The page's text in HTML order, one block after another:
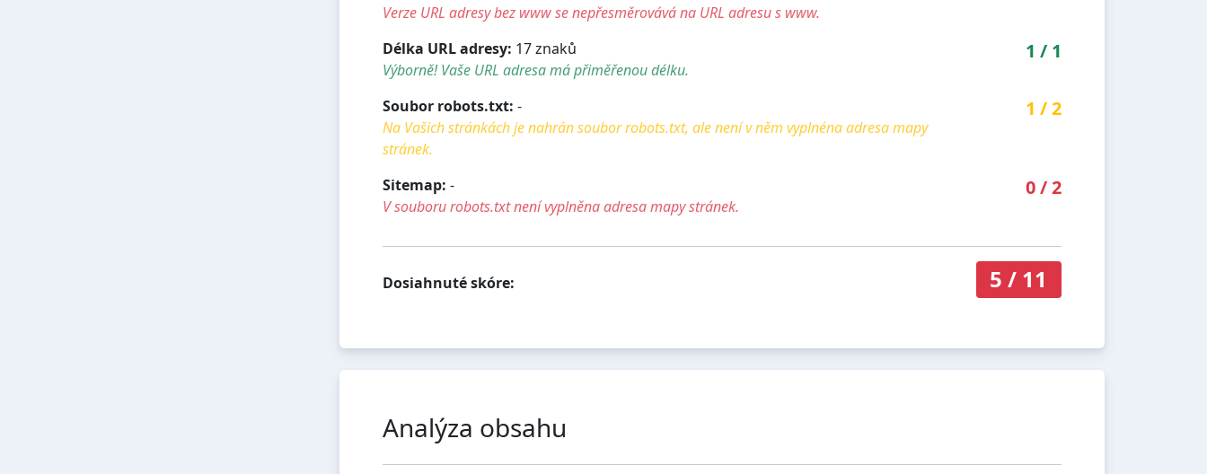
Verze URL adresy bez www se nepřesměrovává na URL adresu s www.
Délka URL adresy: 17 znaků
Výborně! Vaše URL adresa má přiměřenou délku.
1 / 1
Soubor robots.txt: -
Na Vašich stránkách je nahrán soubor robots.txt, ale není v něm vyplnéna adresa mapy
stránek.
1 /2
Sitemap: -
V souboru robots.txt není vyplněna adresa mapy stránek.
0/2
Dosiahnuté skóre: 5 / 11
Analýza obsahu